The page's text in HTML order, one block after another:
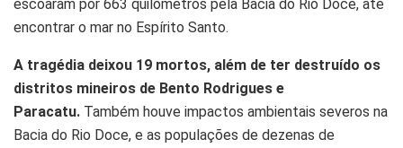
escoaram por 663 quilômetros pela Bacia do Rio Doce, até
encontrar o mar no Espírito Santo.
A tragédia deixou 19 mortos, além de ter destruído os
distritos mineiros de Bento Rodrigues e
Paracatu. Também houve impactos ambientais severos na
Bacia do Rio Doce, e as populações de dezenas de